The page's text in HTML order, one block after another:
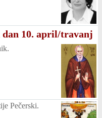
dan 10. april/travanj
Pečerski.